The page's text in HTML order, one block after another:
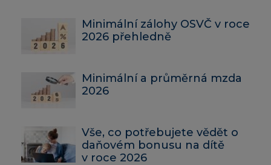
Minimální zálohy OSVČ v roce
2026 přehledně
Minimální a průměrná mzda
2026
Vše, co potřebujete vědět o
daňovém bonusu na dítě
v roce 2026